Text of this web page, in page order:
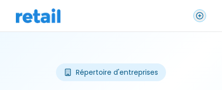
Répertoire d'entreprises